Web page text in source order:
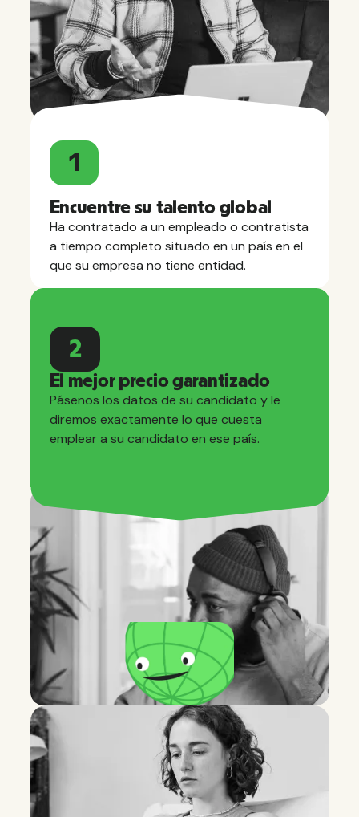
1
Encuentre su talento global
Ha contratado a un empleado o contratista
a tiempo completo situado en un país en el
que su empresa no tiene entidad.
2
El mejor precio garantizado
Pásenos los datos de su candidato y le
diremos exactamente lo que cuesta
emplear a su candidato en ese país.